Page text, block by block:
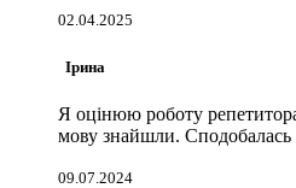
02.04.2025
Ірина
Я оцінюю роботу
мову знайшли. Сподобалась
09.07.2024